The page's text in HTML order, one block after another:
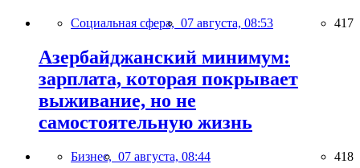
Социальная сфера, 07 августа, 08:53 417
Азербайджанский минимум:
зарплата, которая покрывает
выживание, но не
самостоятельную жизнь
Бизнес, 07 августа, 08:44 418